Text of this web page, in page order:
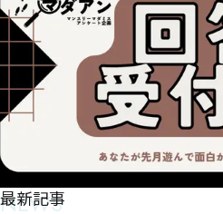
NEWS
最新記事